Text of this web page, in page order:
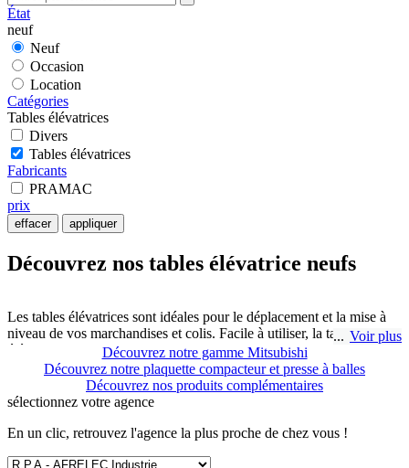
État
neuf
Neuf
Occasion
Location
Catégories
Tables élévatrices
Divers
Tables élévatrices
Fabricants
PRAMAC
prix
effacer appliquer
Découvrez nos tables élévatrice neufs
Les tables élévatrices sont idéales pour le déplacement et la mise à
niveau de vos marchandises et colis. Facile à utiliser, la table
élévatrice est un appareil de levage qui assure un gain de temps
considérable et un meilleur confort de travail puisqu'elle ménage le
dos et limitent les risques liés aux troubles musculo-squelettiques.
Alors n'hésitez pas à opter pour une table élévatrice neuf proposé
LES ARRAS.
Voir plus
Découvrez notre gamme Mitsubishi
Découvrez notre plaquette compacteur et presse à balles
Découvrez nos produits complémentaires
sélectionnez votre agence
En un clic, retrouvez l'agence la plus proche de chez vous !